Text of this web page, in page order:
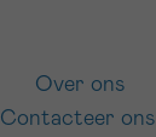
Over ons
Contacteer ons